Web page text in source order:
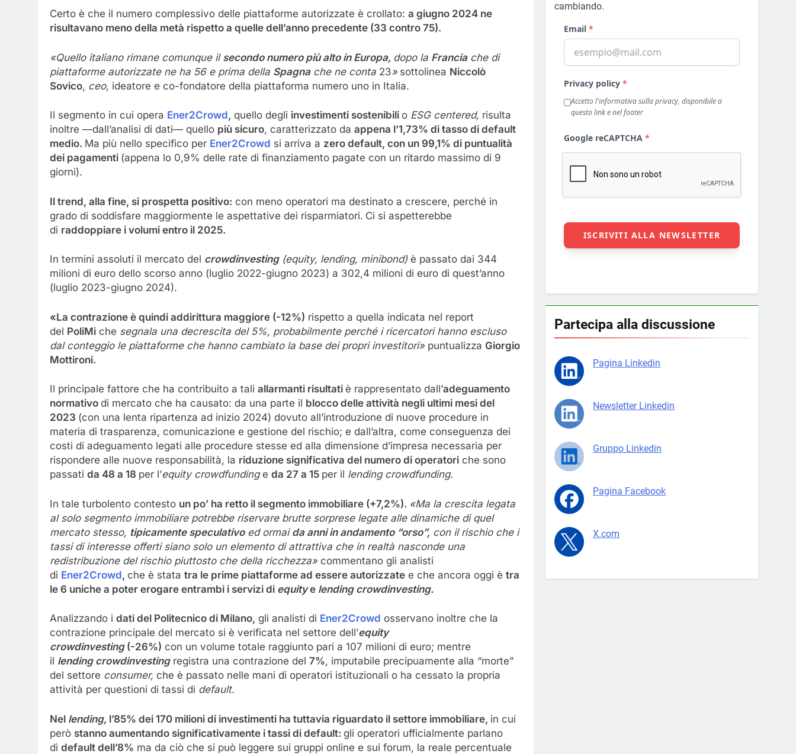
Certo è che il numero complessivo delle piattaforme autorizzate è crollato: a giugno 2024 ne
risultavano meno della metà rispetto a quelle dell’anno precedente (33 contro 75).
«Quello italiano rimane comunque il secondo numero più alto in Europa, dopo la Franciache di
piattaforme autorizzate ne ha 56 e prima della Spagnache ne conta 23» sottolinea Niccolò
Sovico, ceo, ideatore e co-fondatore della piattaforma numero uno in Italia.
Il segmento in cui opera Ener2Crowd, quello degli investimenti sostenibili o ESG centered, risulta
inoltre —dall’analisi di dati— quello più sicuro, caratterizzato da appena l’1,73% di tasso di default
medio. Ma più nello specifico per Ener2Crowd si arriva a zero default, con un 99,1% di puntualità
dei pagamenti (appena lo 0,9% delle rate di finanziamento pagate con un ritardo massimo di 9
giorni).
Il trend, alla fine, si prospetta positivo: con meno operatori ma destinato a crescere, perché in
grado di soddisfare maggiormente le aspettative dei risparmiatori. Ci si aspetterebbe
di raddoppiare i volumi entro il 2025.
In termini assoluti il mercato del crowdinvesting (equity, lending, minibond) è passato dai 344
milioni di euro dello scorso anno (luglio 2022-giugno 2023) a 302,4 milioni di euro di quest’anno
(luglio 2023-giugno 2024).
«La contrazione è quindi addirittura maggiore (-12%) rispetto a quella indicata nel report
del PoliMi che segnala una decrescita del 5%, probabilmente perché i ricercatori hanno escluso
dal conteggio le piattaforme che hanno cambiato la base dei propri investitori» puntualizza Giorgio
Mottironi.
Il principale fattore che ha contribuito a tali allarmanti risultati è rappresentato dall’adeguamento
normativo di mercato che ha causato: da una parte il blocco delle attività negli ultimi mesi del
2023 (con una lenta ripartenza ad inizio 2024) dovuto all’introduzione di nuove procedure in
materia di trasparenza, comunicazione e gestione del rischio; e dall’altra, come conseguenza dei
costi di adeguamento legati alle procedure stesse ed alla dimensione d’impresa necessaria per
rispondere alle nuove responsabilità, la riduzione significativa del numero di operatori che sono
passati da 48 a 18 per l’equity crowdfundinge da 27 a 15 per il lending crowdfunding.
In tale turbolento contesto un po’ ha retto il segmento immobiliare (+7,2%). «Ma la crescita legata
al solo segmento immobiliare potrebbe riservare brutte sorprese legate alle dinamiche di quel
mercato stesso, tipicamente speculativoed ormai da anni in andamento “orso”, con il rischio che i
tassi di interesse offerti siano solo un elemento di attrattiva che in realtà nasconde una
redistribuzione del rischio piuttosto che della ricchezza»commentano gli analisti
di Ener2Crowd, che è stata tra le prime piattaforme ad essere autorizzate e che ancora oggi è tra
le 6 uniche a poter erogare entrambi i servizi di equitye lending crowdinvesting.
Analizzando i dati del Politecnico di Milano, gli analisti di Ener2Crowd osservano inoltre che la
contrazione principale del mercato si è verificata nel settore dell’equity
crowdinvesting(-26%) con un volume totale raggiunto pari a 107 milioni di euro; mentre
il lending crowdinvestingregistra una contrazione del 7%, imputabile precipuamente alla “morte”
del settore consumer, che è passato nelle mani di operatori istituzionali o ha cessato la propria
attività per questioni di tassi di default.
Nel lending, l’85% dei 170 milioni di investimenti ha tuttavia riguardato il settore immobiliare, in cui
però stanno aumentando significativamente i tassi di default: gli operatori ufficialmente parlano
di default dell’8% ma da ciò che si può leggere sui gruppi online e sui forum, la reale percentuale
cambiando.
Partecipa alla discussione
Pagina Linkedin
Newsletter Linkedin
Gruppo Linkedin
Pagina Facebook
X.com